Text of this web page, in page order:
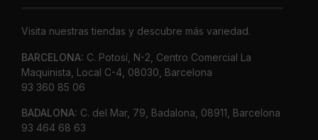
Visita nuestras tiendas y descubre más variedad.
BARCELONA: C. Potosí, N-2, Centro Comercial La
Maquinista, Local C-4, 08030, Barcelona
93 360 85 06
BADALONA: C. del Mar, 79, Badalona, 08911, Barcelona
93 464 68 63